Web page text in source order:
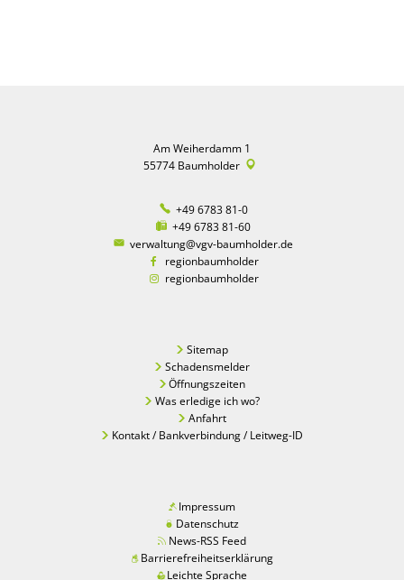
Am Weiherdamm 1
55774 Baumholder
+49 6783 81-0
+49 6783 81-60
verwaltung@vgv-baumholder.de
regionbaumholder
regionbaumholder
Sitemap
Schadensmelder
Öffnungszeiten
Was erledige ich wo?
Anfahrt
Kontakt / Bankverbindung / Leitweg-ID
Impressum
Datenschutz
News-RSS Feed
Barrierefreiheitserklärung
Leichte Sprache